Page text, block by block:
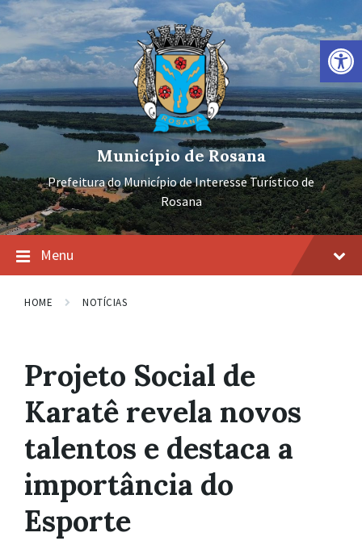
Barra de Ferramentas Aberta
Ir
para
conteúdo
Pular
para
navegação
principal
Pular
para
rodapé
Município de Rosana
Prefeitura do Município de Interesse Turístico de
Rosana
Menu
HOME NOTÍCIAS
Projeto Social de
Karatê revela novos
talentos e destaca a
importância do
Esporte